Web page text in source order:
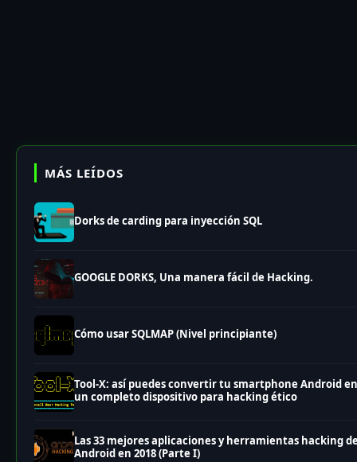
MÁS LEÍDOS
Dorks de carding para inyección SQL
GOOGLE DORKS, Una manera fácil de Hacking.
Cómo usar SQLMAP (Nivel principiante)
Tool-X: así puedes convertir tu smartphone Android en
un completo dispositivo para hacking ético
Las 33 mejores aplicaciones y herramientas hacking
Android en 2018 (Parte I)